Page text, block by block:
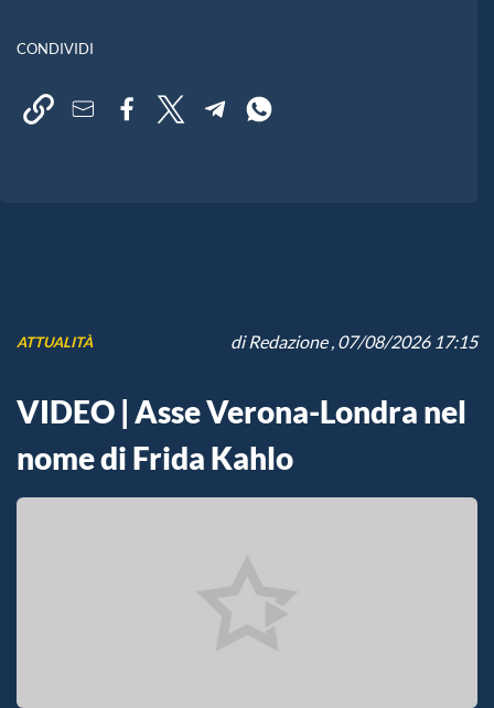
CONDIVIDI
ATTUALITÀ diRedazione, 07/08/2026 17:15
VIDEO | Asse Verona-Londra nel
nome di Frida Kahlo